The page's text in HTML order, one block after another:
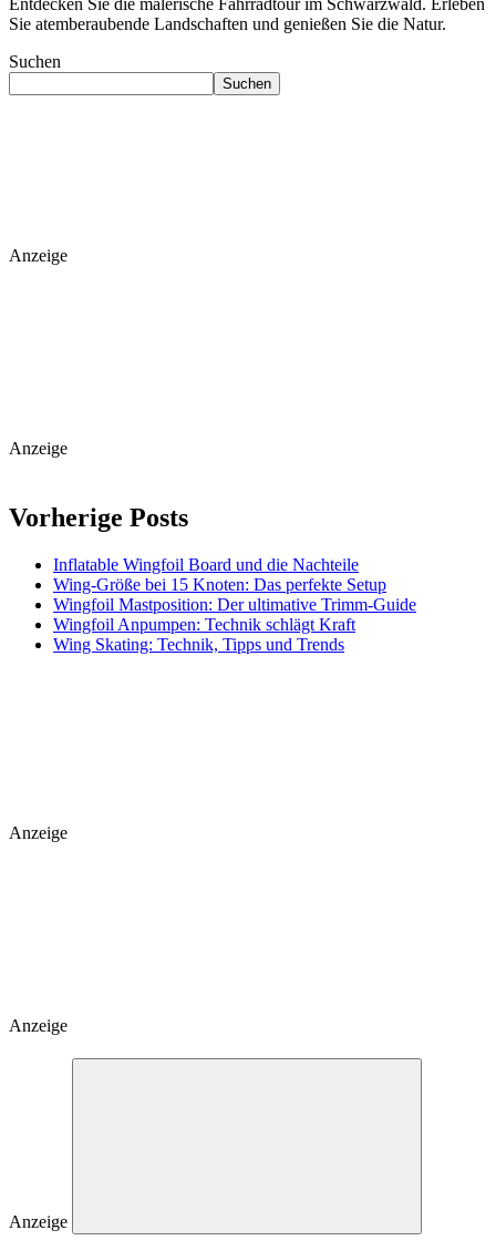
Entdecken Sie die malerische Fahrradtour im Schwarzwald. Erleben
Sie atemberaubende Landschaften und genießen Sie die Natur.
Suchen
Suchen
Anzeige
Anzeige
Vorherige Posts
Inflatable Wingfoil Board und die Nachteile
Wing-Größe bei 15 Knoten: Das perfekte Setup
Wingfoil Mastposition: Der ultimative Trimm-Guide
Wingfoil Anpumpen: Technik schlägt Kraft
Wing Skating: Technik, Tipps und Trends
Anzeige
Anzeige
Anzeige